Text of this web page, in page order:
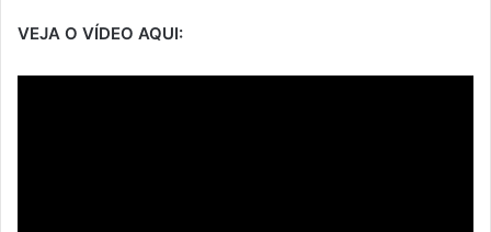
VEJA O VÍDEO AQUI: